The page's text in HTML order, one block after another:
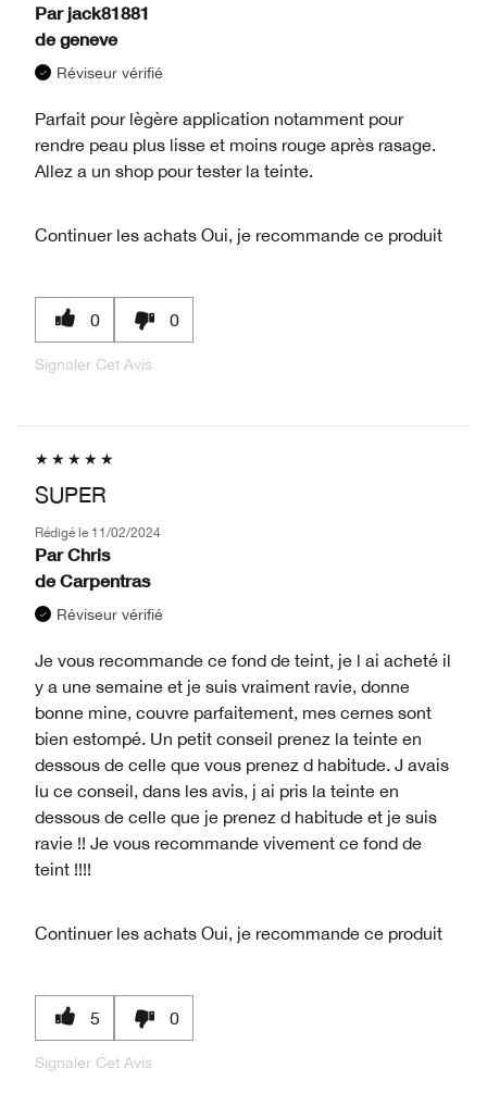
Par jack81881
de geneve
Réviseur vérifié
Parfait pour lègère application notamment pour
rendre peau plus lisse et moins rouge après rasage.
Allez a un shop pour tester la teinte.
Continuer les achats Oui, je recommande ce produit
0 0
Signaler Cet Avis
SUPER
Rédigé le 11/02/2024
Par Chris
de Carpentras
Réviseur vérifié
Je vous recommande ce fond de teint, je l ai acheté il
y a une semaine et je suis vraiment ravie, donne
bonne mine, couvre parfaitement, mes cernes sont
bien estompé. Un petit conseil prenez la teinte en
dessous de celle que vous prenez d habitude. J avais
lu ce conseil, dans les avis, j ai pris la teinte en
dessous de celle que je prenez d habitude et je suis
ravie !! Je vous recommande vivement ce fond de
teint !!!!
Continuer les achats Oui, je recommande ce produit
5 0
Signaler Cet Avis